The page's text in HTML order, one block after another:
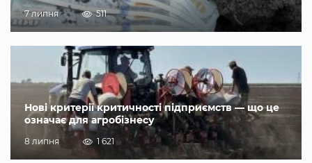
7 липня 511
Нові критерії критичності підприємств — що це
означає для агробізнесу
8 липня 1 621